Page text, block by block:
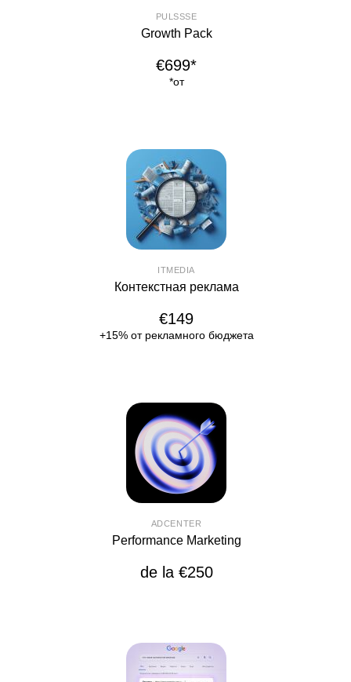
PULSSSE
Growth Pack
€699*
*от
ITMEDIA
Контекстная реклама
€149
+15% от рекламного бюджета
ADCENTER
Performance Marketing
de la €250